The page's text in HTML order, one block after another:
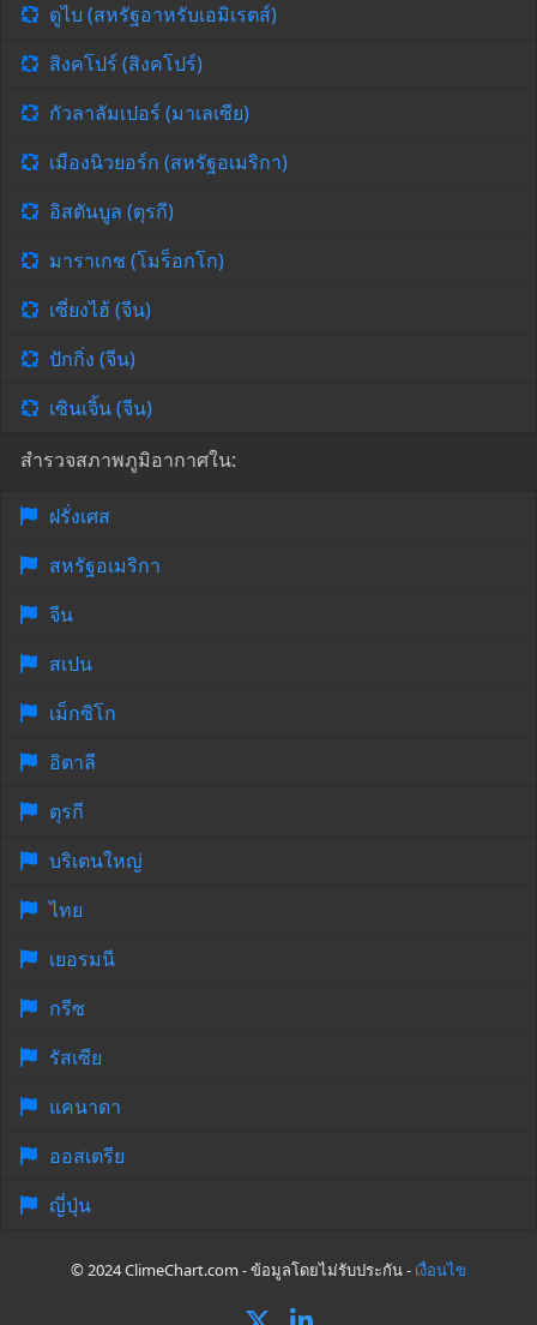
ดูไบ (สหรัฐอาหรับเอมิเรตส์)
สิงคโปร์ (สิงคโปร์)
กัวลาลัมเปอร์ (มาเลเซีย)
เมืองนิวยอร์ก (สหรัฐอเมริกา)
อิสตันบูล (ตุรกี)
มาราเกช (โมร็อกโก)
เซี่ยงไฮ้ (จีน)
ปักกิ่ง (จีน)
เซินเจิ้น (จีน)
สำรวจสภาพภูมิอากาศใน:
ฝรั่งเศส
สหรัฐอเมริกา
จีน
สเปน
เม็กซิโก
อิตาลี
ตุรกี
บริเตนใหญ่
ไทย
เยอรมนี
กรีซ
รัสเซีย
แคนาดา
ออสเตรีย
ญี่ปุ่น
© 2024 ClimeChart.com - ข้อมูลโดยไม่รับประกัน - เงื่อนไข